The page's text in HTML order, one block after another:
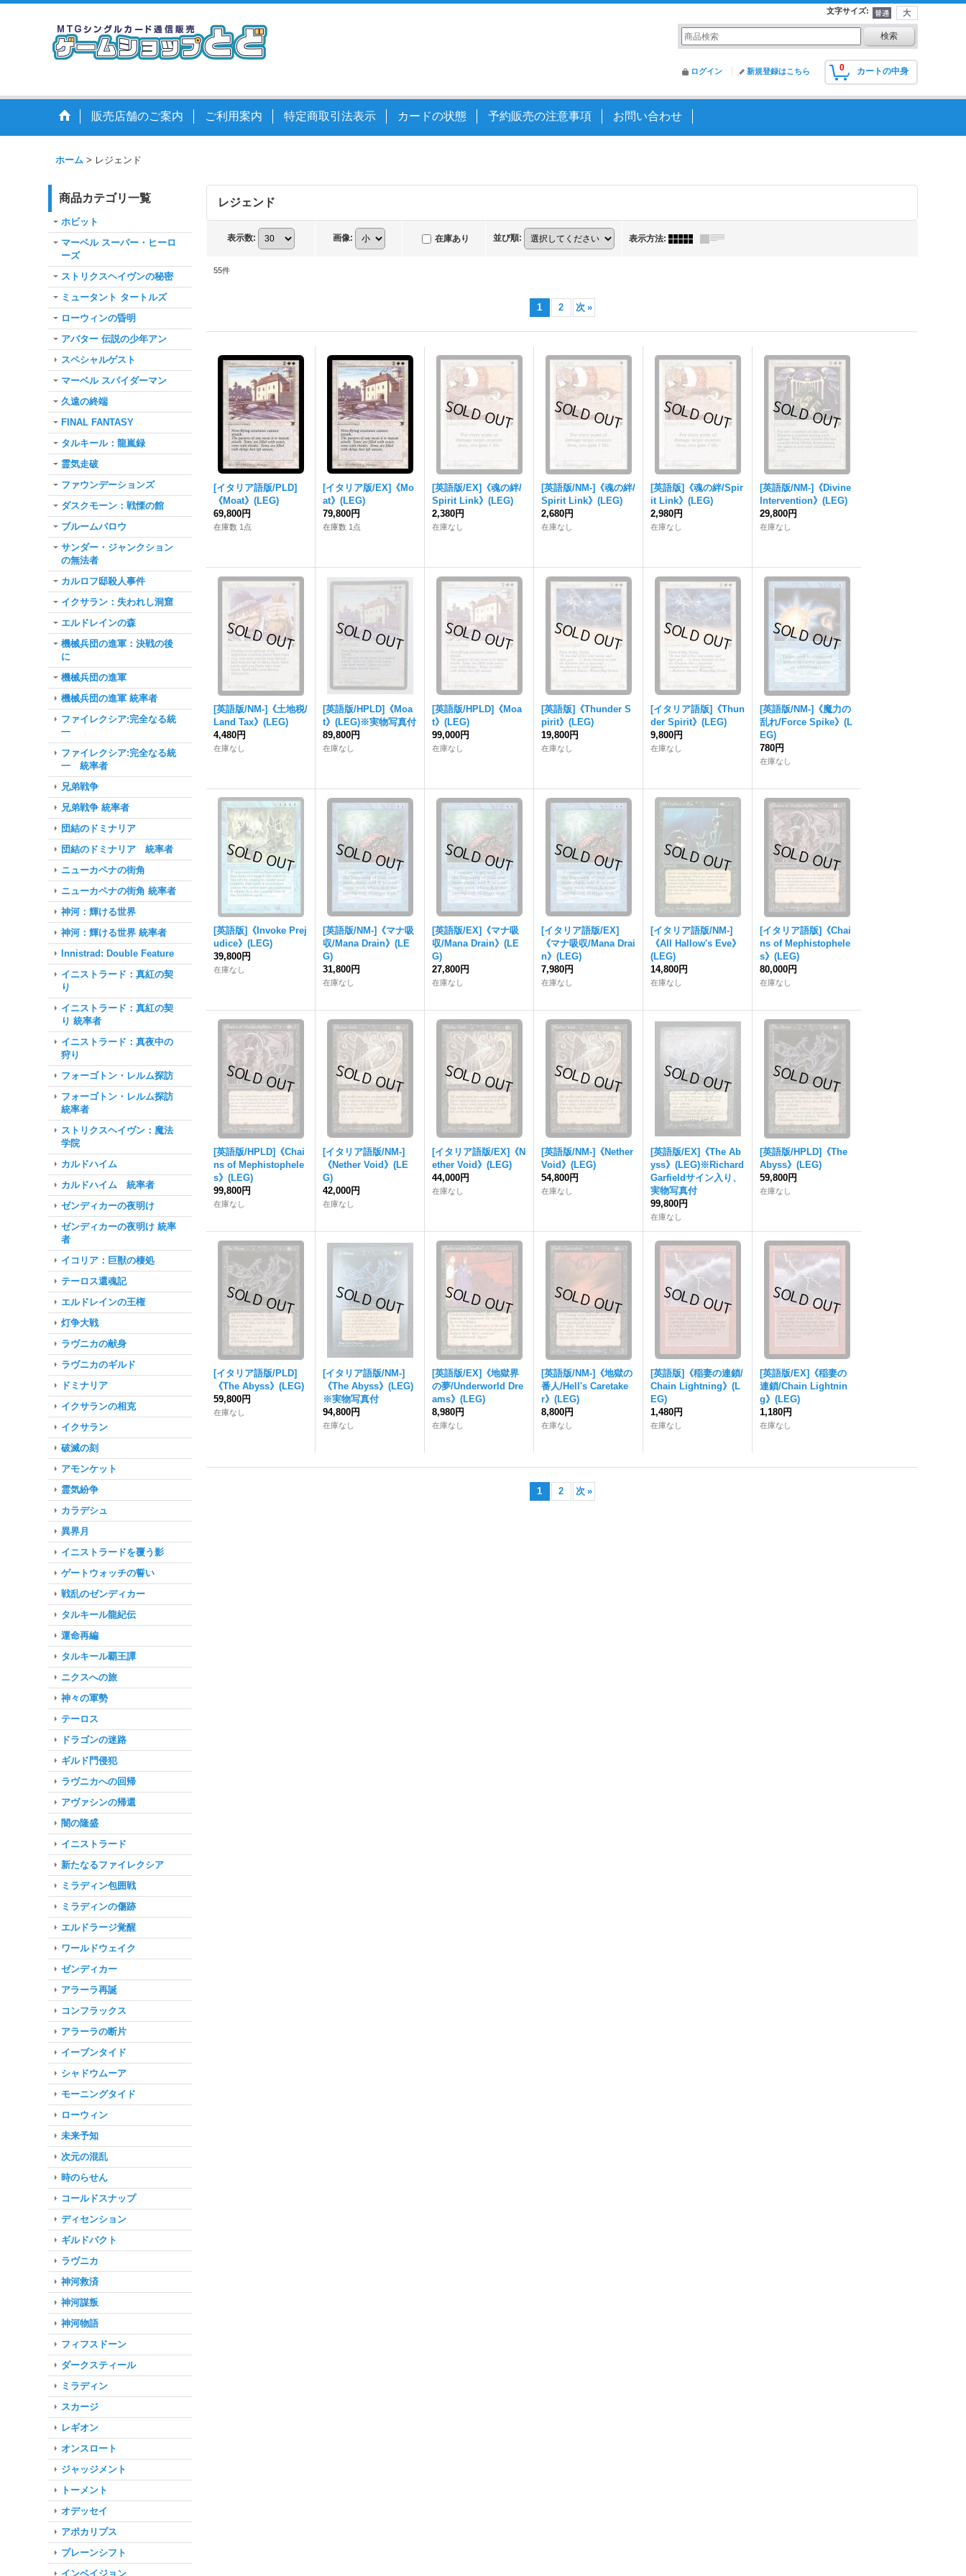
文字サイズ:
0 カートの中身
ログイン 新規登録はこちら
販売店舗のご案内 ご利用案内 特定商取引法表示 カードの状態 予約販売の注意事項 お問い合わせ
ホーム > レジェンド
商品カテゴリ一覧
ホビット
マーベル スーパー・ヒーロ
ーズ
ストリクスヘイヴンの秘密
ミュータント タートルズ
ローウィンの昏明
アバター 伝説の少年アン
スペシャルゲスト
マーベル スパイダーマン
久遠の終端
FINAL FANTASY
タルキール：龍嵐録
霊気走破
ファウンデーションズ
ダスクモーン：戦慄の館
ブルームバロウ
サンダー・ジャンクション
の無法者
カルロフ邸殺人事件
イクサラン：失われし洞窟
エルドレインの森
機械兵団の進軍：決戦の後
に
機械兵団の進軍
機械兵団の進軍 統率者
ファイレクシア:完全なる統
一
ファイレクシア:完全なる統
一 統率者
兄弟戦争
兄弟戦争 統率者
団結のドミナリア
団結のドミナリア 統率者
ニューカペナの街角
ニューカペナの街角 統率者
神河：輝ける世界
神河：輝ける世界 統率者
Innistrad: Double Feature
イニストラード：真紅の契
り
イニストラード：真紅の契
り 統率者
イニストラード：真夜中の
狩り
フォーゴトン・レルム探訪
フォーゴトン・レルム探訪
統率者
ストリクスヘイヴン：魔法
学院
カルドハイム
カルドハイム 統率者
ゼンディカーの夜明け
ゼンディカーの夜明け 統率
者
イコリア：巨獣の棲処
テーロス還魂記
エルドレインの王権
灯争大戦
ラヴニカの献身
ラヴニカのギルド
ドミナリア
イクサランの相克
イクサラン
破滅の刻
アモンケット
霊気紛争
カラデシュ
異界月
イニストラードを覆う影
ゲートウォッチの誓い
戦乱のゼンディカー
タルキール龍紀伝
運命再編
タルキール覇王譚
ニクスへの旅
神々の軍勢
テーロス
ドラゴンの迷路
ギルド門侵犯
ラヴニカへの回帰
アヴァシンの帰還
闇の隆盛
イニストラード
新たなるファイレクシア
ミラディン包囲戦
ミラディンの傷跡
エルドラージ覚醒
ワールドウェイク
ゼンディカー
アラーラ再誕
コンフラックス
アラーラの断片
イーブンタイド
シャドウムーア
モーニングタイド
ローウィン
未来予知
次元の混乱
時のらせん
コールドスナップ
ディセンション
ギルドパクト
ラヴニカ
神河救済
神河謀叛
神河物語
フィフスドーン
ダークスティール
ミラディン
スカージ
レギオン
オンスロート
ジャッジメント
トーメント
オデッセイ
アポカリプス
プレーンシフト
インベイジョン
レジェンド
表示数: 画像: 在庫あり 並び順: 表示方法:
55件
1 2 次 »
[イタリア語版/PLD]
《Moat》(LEG)
69,800円
在庫数 1点
[イタリア版/EX]《Mo
at》(LEG)
79,800円
在庫数 1点
[英語版/EX]《魂の絆/
Spirit Link》(LEG)
2,380円
在庫なし
[英語版/NM-]《魂の絆/
Spirit Link》(LEG)
2,680円
在庫なし
[英語版]《魂の絆/Spir
it Link》(LEG)
2,980円
在庫なし
[英語版/NM-]《Divine
Intervention》(LEG)
29,800円
在庫なし
[英語版/NM-]《土地税/
Land Tax》(LEG)
4,480円
在庫なし
[英語版/HPLD]《Moa
t》(LEG)※実物写真付
89,800円
在庫なし
[英語版/HPLD]《Moa
t》(LEG)
99,000円
在庫なし
[英語版]《Thunder S
pirit》(LEG)
19,800円
在庫なし
[イタリア語版]《Thun
der Spirit》(LEG)
9,800円
在庫なし
[英語版/NM-]《魔力の
乱れ/Force Spike》(L
EG)
780円
在庫なし
[英語版]《Invoke Prej
udice》(LEG)
39,800円
在庫なし
[英語版/NM-]《マナ吸
収/Mana Drain》(LE
G)
31,800円
在庫なし
[英語版/EX]《マナ吸
収/Mana Drain》(LE
G)
27,800円
在庫なし
[イタリア語版/EX]
《マナ吸収/Mana Drai
n》(LEG)
7,980円
在庫なし
[イタリア語版/NM-]
《All Hallow's Eve》
(LEG)
14,800円
在庫なし
[イタリア語版]《Chai
ns of Mephistophele
s》(LEG)
80,000円
在庫なし
[英語版/HPLD]《Chai
ns of Mephistophele
s》(LEG)
99,800円
在庫なし
[イタリア語版/NM-]
《Nether Void》(LE
G)
42,000円
在庫なし
[イタリア語版/EX]《N
ether Void》(LEG)
44,000円
在庫なし
[英語版/NM-]《Nether
Void》(LEG)
54,800円
在庫なし
[英語版/EX]《The Ab
yss》(LEG)※Richard
Garfieldサイン入り、
実物写真付
99,800円
在庫なし
[英語版/HPLD]《The
Abyss》(LEG)
59,800円
在庫なし
[イタリア語版/PLD]
《The Abyss》(LEG)
59,800円
在庫なし
[イタリア語版/NM-]
《The Abyss》(LEG)
※実物写真付
94,800円
在庫なし
[英語版/EX]《地獄界
の夢/Underworld Dre
ams》(LEG)
8,980円
在庫なし
[英語版/NM-]《地獄の
番人/Hell's Caretake
r》(LEG)
8,800円
在庫なし
[英語版]《稲妻の連鎖/
Chain Lightning》(L
EG)
1,480円
在庫なし
[英語版/EX]《稲妻の
連鎖/Chain Lightnin
g》(LEG)
1,180円
在庫なし
1 2 次 »